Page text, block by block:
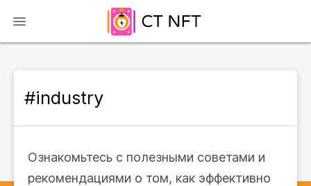
#industry
Ознакомьтесь с полезными советами и
рекомендациями о том, как эффективно